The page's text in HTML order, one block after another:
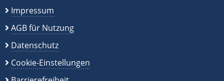
Impressum
AGB für Nutzung
Datenschutz
Cookie-Einstellungen